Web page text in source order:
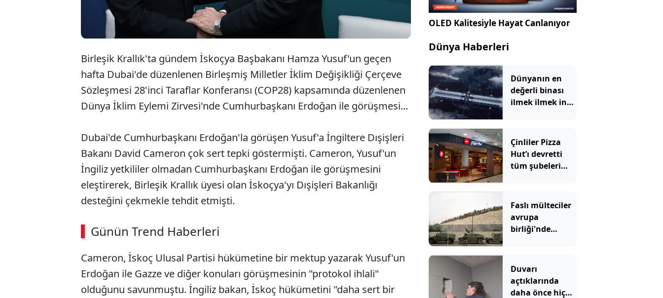
Birleşik Krallık'ta gündem İskoçya Başbakanı Hamza Yusuf'un geçen
hafta Dubai'de düzenlenen Birleşmiş Milletler İklim Değişikliği Çerçeve
Sözleşmesi 28'inci Taraflar Konferansı (COP28) kapsamında düzenlenen
Dünya İklim Eylemi Zirvesi'nde Cumhurbaşkanı Erdoğan ile görüşmesi...
Dubai'de Cumhurbaşkanı Erdoğan'la görüşen Yusuf'a İngiltere Dışişleri
Bakanı David Cameron çok sert tepki göstermişti. Cameron, Yusuf'un
İngiliz yetkililer olmadan Cumhurbaşkanı Erdoğan ile görüşmesini
eleştirerek, Birleşik Krallık üyesi olan İskoçya'yı Dışişleri Bakanlığı
desteğini çekmekle tehdit etmişti.
Günün Trend Haberleri
00:03 / 02:14
Sesi Aç
Cameron, İskoç Ulusal Partisi hükümetine bir mektup yazarak Yusuf'un
Erdoğan ile Gazze ve diğer konuları görüşmesinin "protokol ihlali"
olduğunu savunmuştu. İngiliz bakan, İskoç hükümetini "daha sert bir
OLED Kalitesiyle Hayat Canlanıyor
Dünya Haberleri
Dünyanın en
değerli binası
ilmek ilmek inşa
Çinliler Pizza
Hut’ı devretti
tüm şubeleri
Faslı mülteciler
avrupa
birliği'nde
sınırlarını
kapatan
İtalya'ya
Duvarı
açtıklarında
daha önce hiç